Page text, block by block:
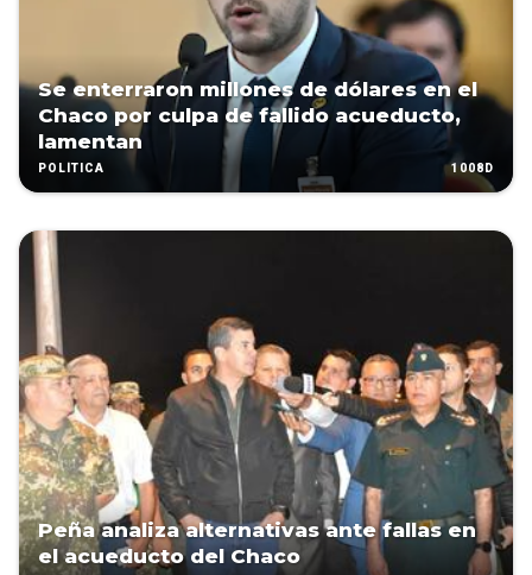
Se enterraron millones de dólares en el
Chaco por culpa de fallido acueducto,
lamentan
POLÍTICA 1008D
Peña analiza alternativas ante fallas en
el acueducto del Chaco